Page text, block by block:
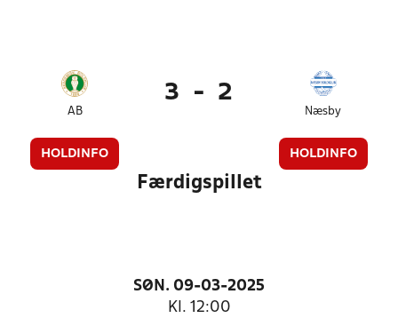
AB
HOLDINFO
3 - 2
Næsby
HOLDINFO
Færdigspillet
SØN. 09-03-2025
Kl. 12:00